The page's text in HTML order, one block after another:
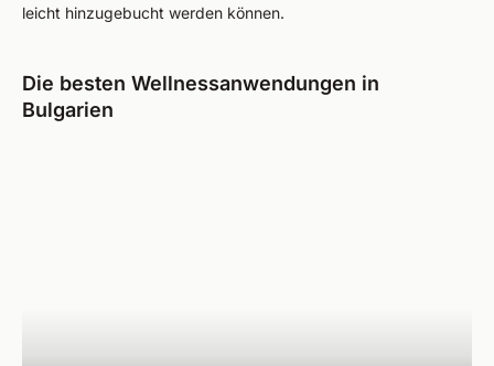
leicht hinzugebucht werden können.
Die besten Wellnessanwendungen in
Bulgarien